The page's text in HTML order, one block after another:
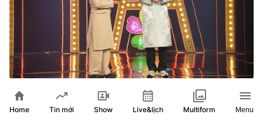
Chạm 5S: Nhạc sĩ của "Bắc Bling" với khát vọng lan tỏa văn
hóa Việt
Home Tin mới Show Live&lịch Multiform Menu